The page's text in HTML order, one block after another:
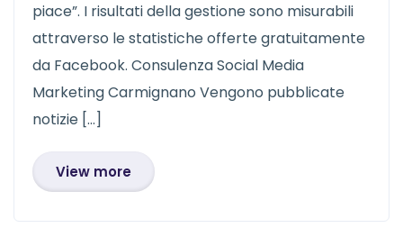
piace”. I risultati della gestione sono misurabili
attraverso le statistiche offerte gratuitamente
da Facebook. Consulenza Social Media
Marketing Carmignano Vengono pubblicate
notizie […]
View more